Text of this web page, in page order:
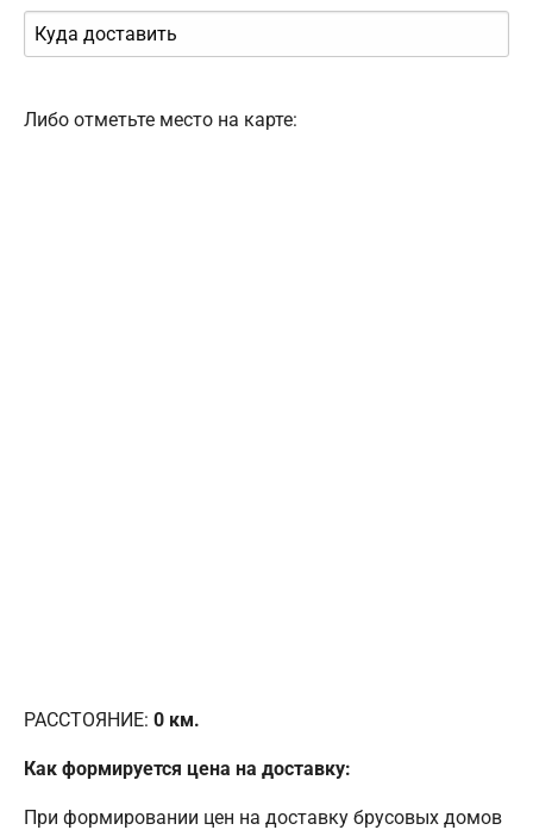
Либо отметьте место на карте:
РАССТОЯНИЕ: 0 км.
Как формируется цена на доставку:
При формировании цен на доставку брусовых домов